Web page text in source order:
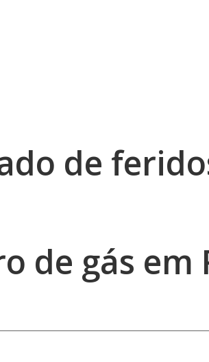
de
de gás em